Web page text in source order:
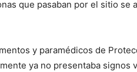
que pasaban por el sitio se
y paramédicos de
ya no presentaba signos